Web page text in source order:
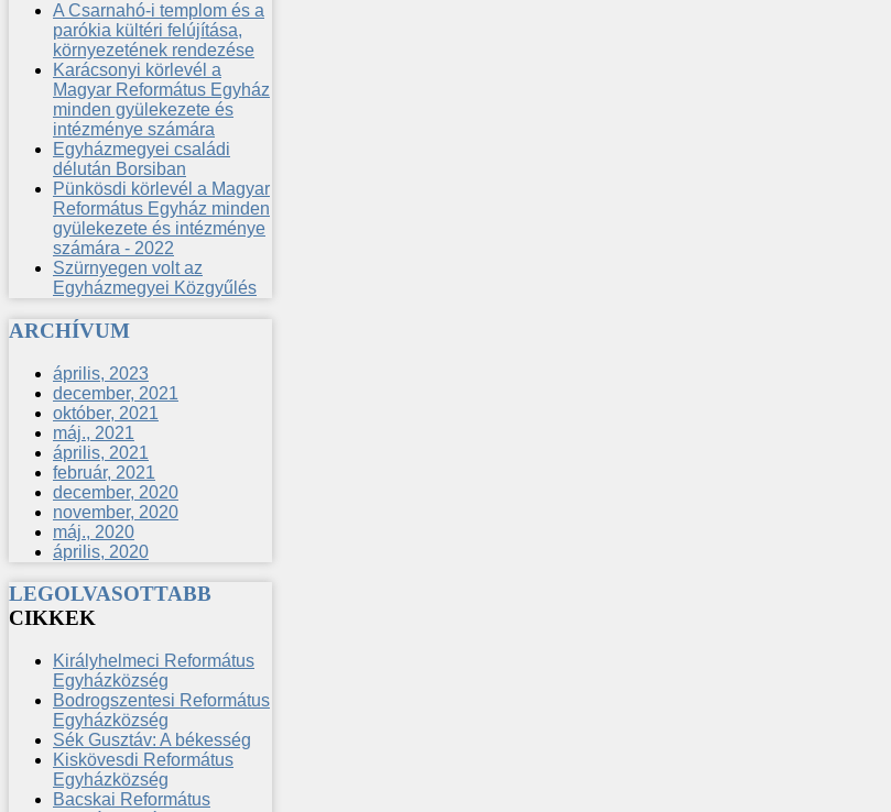
A Csarnahó-i templom és a
parókia kültéri felújítása,
környezetének rendezése
Karácsonyi körlevél a
Magyar Református Egyház
minden gyülekezete és
intézménye számára
Egyházmegyei családi
délután Borsiban
Pünkösdi körlevél a Magyar
Református Egyház minden
gyülekezete és intézménye
számára - 2022
Szürnyegen volt az
Egyházmegyei Közgyűlés
ARCHÍVUM
április, 2023
december, 2021
október, 2021
máj., 2021
április, 2021
február, 2021
december, 2020
november, 2020
máj., 2020
április, 2020
LEGOLVASOTTABB
CIKKEK
Királyhelmeci Református
Egyházközség
Bodrogszentesi Református
Egyházközség
Sék Gusztáv: A békesség
Kiskövesdi Református
Egyházközség
Bacskai Református